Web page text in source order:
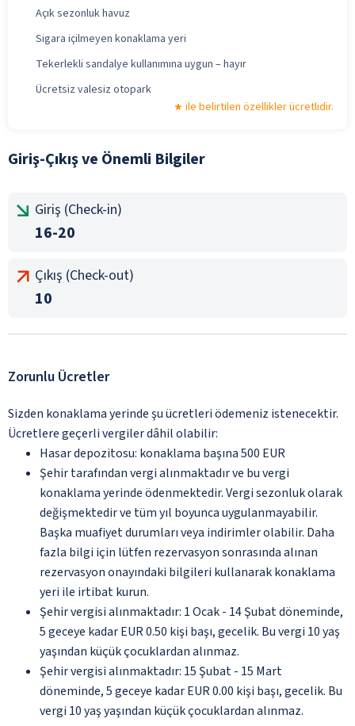
Açık sezonluk havuz
Sigara içilmeyen konaklama yeri
Tekerlekli sandalye kullanımına uygun – hayır
Ücretsiz valesiz otopark
ile belirtilen özellikler ücretlidir.
Giriş-Çıkış ve Önemli Bilgiler
Giriş (Check-in)
16-20
Çıkış (Check-out)
10
Zorunlu Ücretler
Sizden konaklama yerinde şu ücretleri ödemeniz istenecektir.
Ücretlere geçerli vergiler dâhil olabilir:
Hasar depozitosu: konaklama başına 500 EUR
Şehir tarafından vergi alınmaktadır ve bu vergi
konaklama yerinde ödenmektedir. Vergi sezonluk olarak
değişmektedir ve tüm yıl boyunca uygulanmayabilir.
Başka muafiyet durumları veya indirimler olabilir. Daha
fazla bilgi için lütfen rezervasyon sonrasında alınan
rezervasyon onayındaki bilgileri kullanarak konaklama
yeri ile irtibat kurun.
Şehir vergisi alınmaktadır: 1 Ocak - 14 Şubat döneminde,
5 geceye kadar EUR 0.50 kişi başı, gecelik. Bu vergi 10 yaş
yaşından küçük çocuklardan alınmaz.
Şehir vergisi alınmaktadır: 15 Şubat - 15 Mart
döneminde, 5 geceye kadar EUR 0.00 kişi başı, gecelik. Bu
vergi 10 yaş yaşından küçük çocuklardan alınmaz.